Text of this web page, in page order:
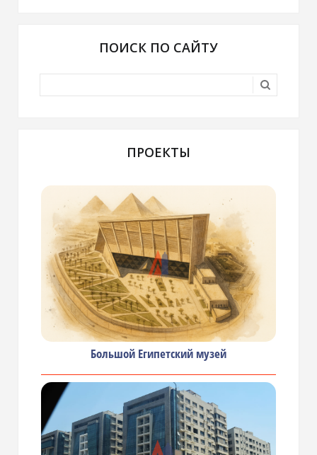
ПОИСК ПО САЙТУ
ПРОЕКТЫ
Большой Египетский музей